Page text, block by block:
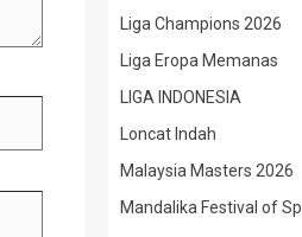
Liga Champions 2026
Liga Eropa Memanas
LIGA INDONESIA
Loncat Indah
Malaysia Masters 2026
Mandalika Festival of